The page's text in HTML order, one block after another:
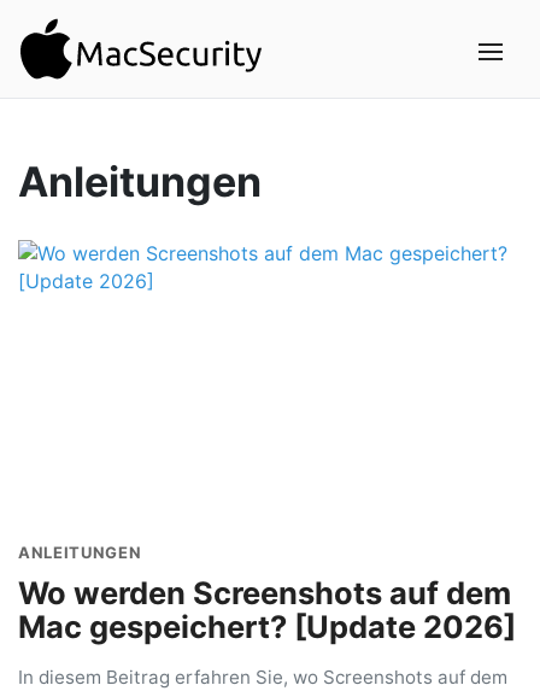
Anleitungen
ANLEITUNGEN
Wo werden Screenshots auf dem
Mac gespeichert? [Update 2026]
In diesem Beitrag erfahren Sie, wo Screenshots auf dem